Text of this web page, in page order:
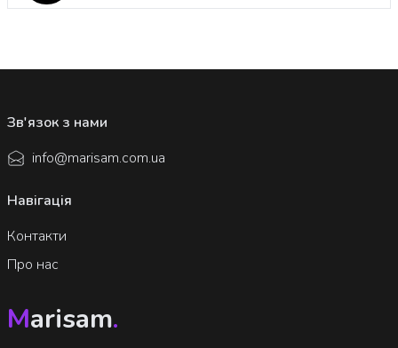
Marisam.
Навігація
Контакти
Про нас
Зв'язок з нами
info@marisam.com.ua